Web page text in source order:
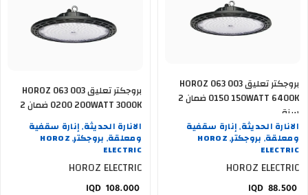
بروجكتر تعليق HOROZ 063 003
0150 150WATT 6400K ضمان 2
سنة
الانارة الحديثة, إنارة سقفية
ومعلقة, بروجكتر,
HOROZ
ELECTRIC
HOROZ ELECTRIC
88.500
بروجكتر تعليق HOROZ 063 003
0200 200WATT 3000K ضمان 2
سنة
الانارة الحديثة, إنارة سقفية
ومعلقة, بروجكتر,
HOROZ
ELECTRIC
HOROZ ELECTRIC
108.000